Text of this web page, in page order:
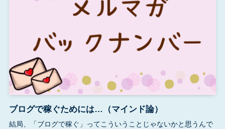
ブログで稼ぐためには…（マインド論）
結局、「ブログで稼ぐ」ってこういうことじゃないかと思うんで